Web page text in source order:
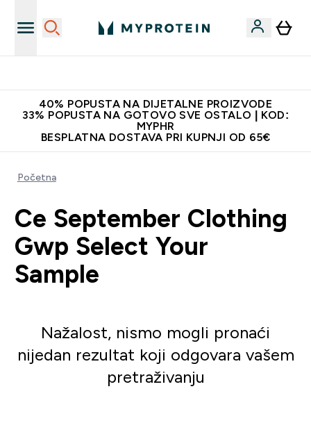
40% POPUSTA NA DIJETALNE PROIZVODE
33% POPUSTA NA GOTOVO SVE OSTALO | KOD:
MYPHR
BESPLATNA DOSTAVA PRI KUPNJI OD 65€
Početna
Ce September Clothing
Gwp Select Your
Sample
Nažalost, nismo mogli pronaći
nijedan rezultat koji odgovara vašem
pretraživanju